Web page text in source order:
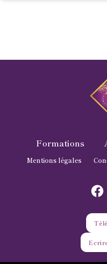
Formations
Mentions légales